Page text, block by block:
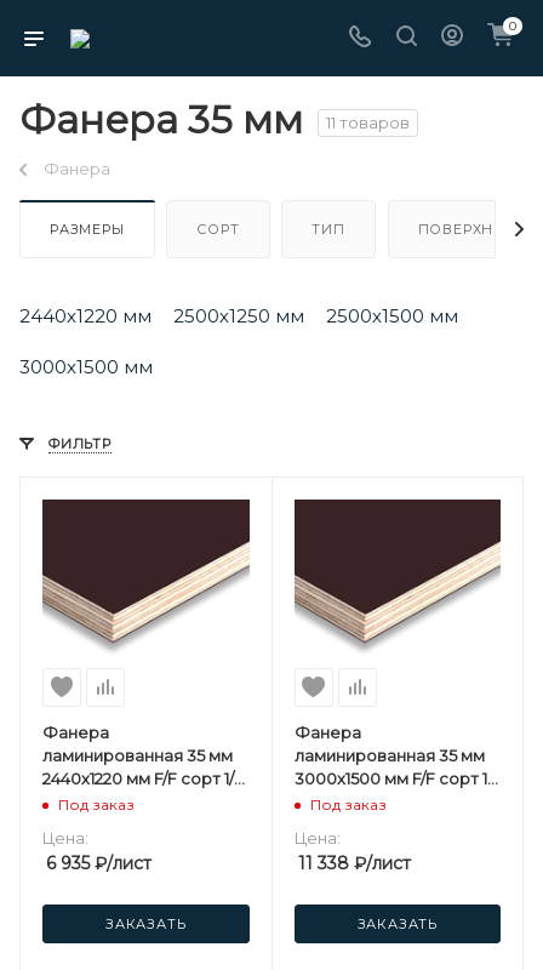
0
Фанера 35 мм 11 товаров
Фанера
РАЗМЕРЫ СОРТ ТИП ПОВЕРХНОСТЬ
2440х1220 мм 2500х1250 мм 2500х1500 мм
3000х1500 мм
ФИЛЬТР
Фанера
ламинированная 35 мм
2440х1220 мм F/F сорт 1/1
березовая
Под заказ
Цена:
6 935₽/лист
ЗАКАЗАТЬ
Фанера
ламинированная 35 мм
3000х1500 мм F/F сорт 1/1
березовая
Под заказ
Цена:
11 338₽/лист
ЗАКАЗАТЬ